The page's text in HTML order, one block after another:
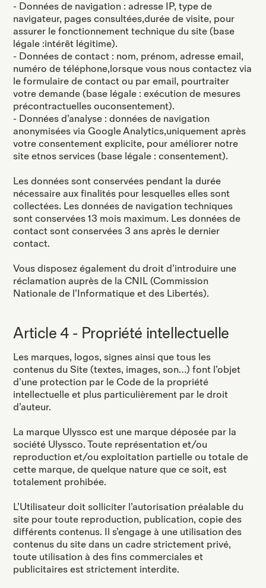
- Données de navigation : adresse IP, type de
navigateur, pages consultées,durée de visite, pour
assurer le fonctionnement technique du site (base
légale :intérêt légitime).
- Données de contact : nom, prénom, adresse email,
numéro de téléphone,lorsque vous nous contactez via
le formulaire de contact ou par email, pourtraiter
votre demande (base légale : exécution de mesures
précontractuelles ouconsentement).
- Données d’analyse : données de navigation
anonymisées via Google Analytics,uniquement après
votre consentement explicite, pour améliorer notre
site etnos services (base légale : consentement).
Les données sont conservées pendant la durée
nécessaire aux finalités pour lesquelles elles sont
collectées. Les données de navigation techniques
sont conservées 13 mois maximum. Les données de
contact sont conservées 3 ans après le dernier
contact.
Vous disposez également du droit d’introduire une
réclamation auprès de la CNIL (Commission
Nationale de l’Informatique et des Libertés).
Article 4 - Propriété intellectuelle
Les marques, logos, signes ainsi que tous les
contenus du Site (textes, images, son…) font l’objet
d’une protection par le Code de la propriété
intellectuelle et plus particulièrement par le droit
d’auteur.
La marque Ulyssco est une marque déposée par la
société Ulyssco. Toute représentation et/ou
reproduction et/ou exploitation partielle ou totale de
cette marque, de quelque nature que ce soit, est
totalement prohibée.
L’Utilisateur doit solliciter l’autorisation préalable du
site pour toute reproduction, publication, copie des
différents contenus. Il s’engage à une utilisation des
contenus du site dans un cadre strictement privé,
toute utilisation à des fins commerciales et
publicitaires est strictement interdite.